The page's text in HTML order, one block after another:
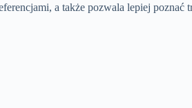
a także pozwala lepiej poznać